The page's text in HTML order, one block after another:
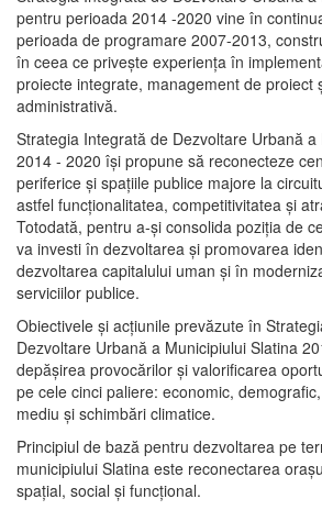
pentru perioada 2014 -2020 vine în
perioada de programare 2007-2013,
în ceea ce priveşte experienţa în
proiecte integrate, management de proiect
administrativă.
Strategia Integrată de Dezvoltare Urbană a
2014 - 2020 își propune să reconecteze
periferice şi spaţiile publice majore la
astfel funcţionalitatea, competitivitatea şi
Totodată, pentru a-şi consolida poziţia de
va investi în dezvoltarea şi promovarea
dezvoltarea capitalului uman şi în
serviciilor publice.
Obiectivele şi acţiunile prevăzute în
Dezvoltare Urbană a Municipiului Slatina
depășirea provocărilor şi valorificarea
pe cele cinci paliere: economic,
mediu şi schimbări climatice.
Principiul de bază pentru dezvoltarea pe
municipiului Slatina este reconectarea
spaţial, social şi funcţional.